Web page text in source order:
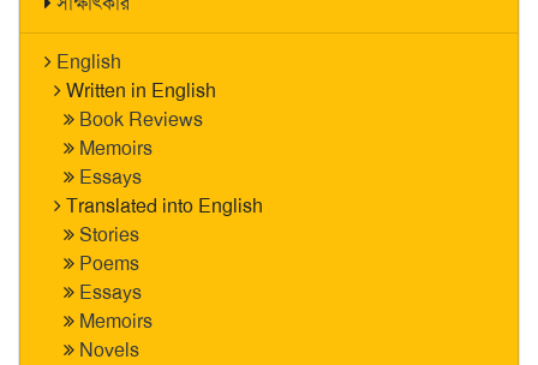
English
Written in English
Book Reviews
Memoirs
Essays
Translated into English
Stories
Poems
Essays
Memoirs
Novels